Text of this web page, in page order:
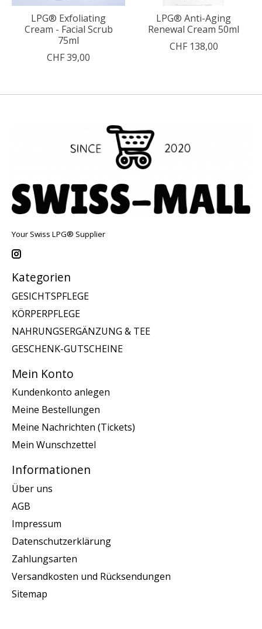
LPG® Exfoliating
Cream - Facial Scrub
75ml
CHF 39,00
LPG® Anti-Aging
Renewal Cream 50ml
CHF 138,00
Your Swiss LPG® Supplier
Kategorien
GESICHTSPFLEGE
KÖRPERPFLEGE
NAHRUNGSERGÄNZUNG & TEE
GESCHENK-GUTSCHEINE
Mein Konto
Kundenkonto anlegen
Meine Bestellungen
Meine Nachrichten (Tickets)
Mein Wunschzettel
Informationen
Über uns
AGB
Impressum
Datenschutzerklärung
Zahlungsarten
Versandkosten und Rücksendungen
Sitemap